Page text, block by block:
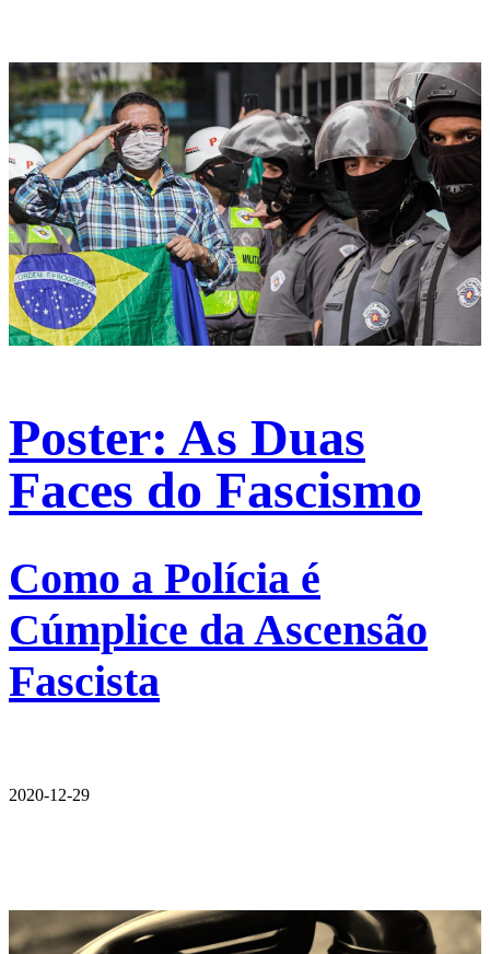
Poster: As Duas
Faces do Fascismo
Como a Polícia é
Cúmplice da Ascensão
Fascista
2020-12-29